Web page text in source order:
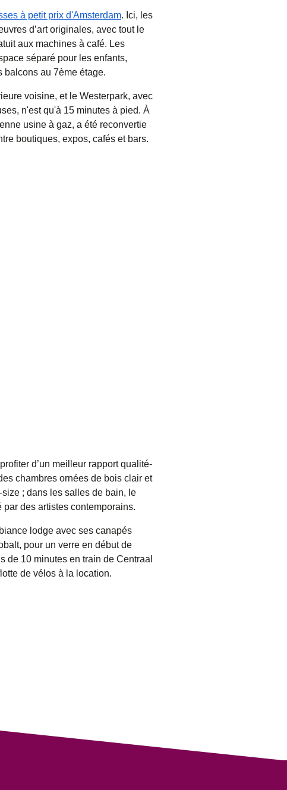
à petit prix d'Amsterdam. Ici, les
d’art originales, avec tout le
aux machines à café. Les
séparé pour les enfants,
balcons au 7ème étage.
voisine, et le Westerpark, avec
n'est qu'à 15 minutes à pied. À
usine à gaz, a été reconvertie
boutiques, expos, cafés et bars.
d’un meilleur rapport qualité-
chambres ornées de bois clair et
; dans les salles de bain, le
des artistes contemporains.
lodge avec ses canapés
pour un verre en début de
de 10 minutes en train de Centraal
de vélos à la location.